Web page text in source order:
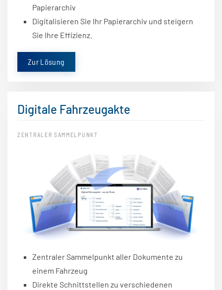
Papierarchiv
Digitalisieren Sie Ihr Papierarchiv und steigern
Sie Ihre Effizienz.
Zur Lösung
Digitale Fahrzeugakte
ZENTRALER SAMMELPUNKT
Zentraler Sammelpunkt aller Dokumente zu
einem Fahrzeug
Direkte Schnittstellen zu verschiedenen